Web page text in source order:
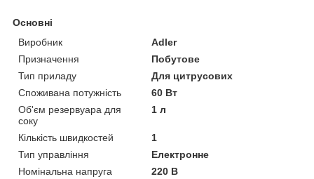
Основні
Виробник
Adler
Призначення
Побутове
Тип приладу
Для цитрусових
Споживана потужність
60 Вт
Об'єм резервуара для
соку
1 л
Кількість швидкостей
1
Тип управління
Електронне
Номінальна напруга
220 В